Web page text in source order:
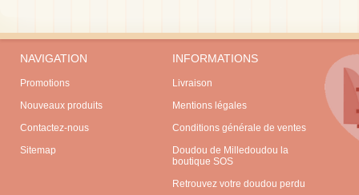
NAVIGATION
Promotions
Nouveaux produits
Contactez-nous
Sitemap
INFORMATIONS
Livraison
Mentions légales
Conditions générale de ventes
Doudou de Milledoudou la
boutique SOS
Retrouvez votre doudou perdu